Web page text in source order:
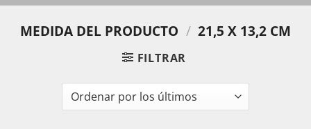
MEDIDA DEL PRODUCTO / 21,5 X 13,2 CM
FILTRAR